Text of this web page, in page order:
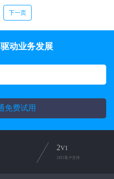
下一页
动业务发展
免费试用
2V1
2对1客户支持